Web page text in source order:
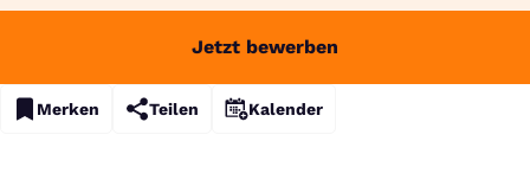
Jetzt bewerben
Merken Teilen Kalender